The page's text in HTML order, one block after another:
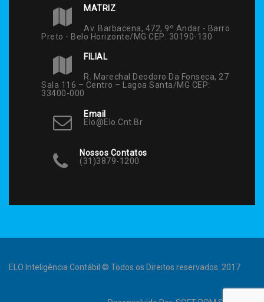
MATRIZ
Av. Barbacena, 472, 9º Andar - Barro
Preto - Belo Horizonte/MG CEP: 30190-130
FILIAL
R. Marechal Deodoro Da Fonseca, 27
Sala 116 – Centro – Lagoa Santa/MG CEP:
33400-000
Email
Elo@elo.cnt.br
Nossos Contatos
(31)3879-1200
ELO Inteligência Contábil © Todos os Direitos reservados. 2017